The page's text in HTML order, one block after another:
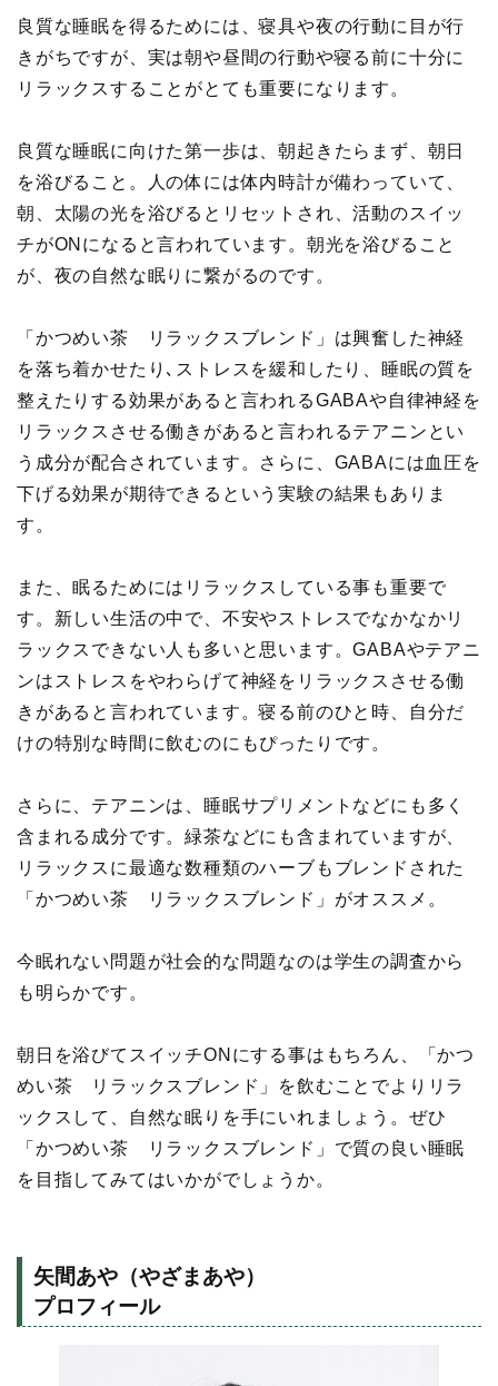
良質な睡眠を得るためには、寝具や夜の行動に目が行
きがちですが、実は朝や昼間の行動や寝る前に十分に
リラックスすることがとても重要になります。
良質な睡眠に向けた第一歩は、朝起きたらまず、朝日
を浴びること。人の体には体内時計が備わっていて、
朝、太陽の光を浴びるとリセットされ、活動のスイッ
チがONになると言われています。朝光を浴びること
が、夜の自然な眠りに繋がるのです。
「かつめい茶 リラックスブレンド」は興奮した神経
を落ち着かせたり､ストレスを緩和したり、睡眠の質を
整えたりする効果があると言われるGABAや自律神経を
リラックスさせる働きがあると言われるテアニンとい
う成分が配合されています。さらに、GABAには血圧を
下げる効果が期待できるという実験の結果もありま
す。
また、眠るためにはリラックスしている事も重要で
す。新しい生活の中で、不安やストレスでなかなかリ
ラックスできない人も多いと思います。GABAやテアニ
ンはストレスをやわらげて神経をリラックスさせる働
きがあると言われています。寝る前のひと時、自分だ
けの特別な時間に飲むのにもぴったりです。
さらに、テアニンは、睡眠サプリメントなどにも多く
含まれる成分です。緑茶などにも含まれていますが、
リラックスに最適な数種類のハーブもブレンドされた
「かつめい茶 リラックスブレンド」がオススメ。
今眠れない問題が社会的な問題なのは学生の調査から
も明らかです。
朝日を浴びてスイッチONにする事はもちろん、「かつ
めい茶 リラックスブレンド」を飲むことでよりリラ
ックスして、自然な眠りを手にいれましょう。ぜひ
「かつめい茶 リラックスブレンド」で質の良い睡眠
を目指してみてはいかがでしょうか。
矢間あや（やざまあや）
プロフィール